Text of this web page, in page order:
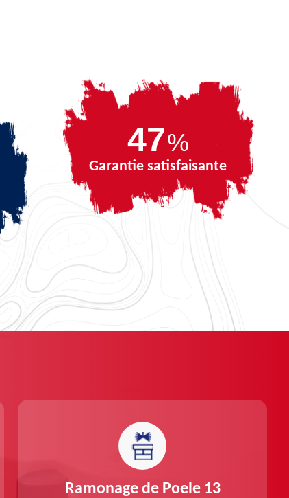
62%
Garantie satisfaisante
Ramonage de Poele 13